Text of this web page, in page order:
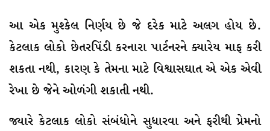
આ એક મુશ્કેલ નિર્ણય છે જે દરેક માટે અલગ હોય છે.
કેટલાક લોકો છેતરપિંડી કરનારા પાર્ટનરને ક્યારેય માફ કરી
શકતા નથી, કારણ કે તેમના માટે વિશ્વાસઘાત એ એક એવી
રેખા છે જેને ઓળંગી શકાતી નથી.
જ્યારે કેટલાક લોકો સંબંધોને સુધારવા અને ફરીથી પ્રેમનો